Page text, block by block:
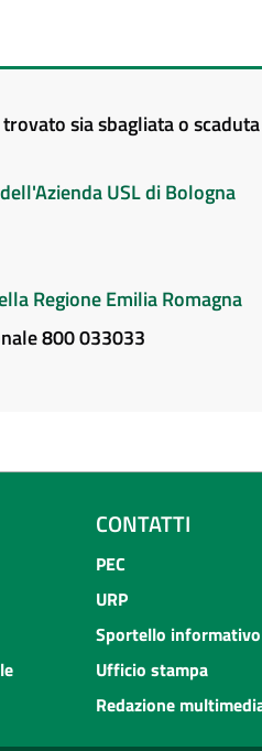
sia sbagliata o
USL di Bologna
Regione Emilia Romagna
800 033033
CONTATTI
PEC
URP
Sportello informativo
Ufficio stampa
Redazione